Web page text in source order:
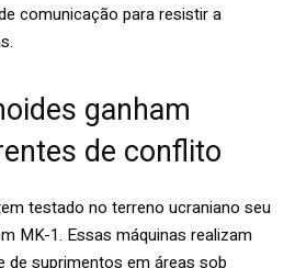
comunicação para resistir a
ganham
de conflito
testado no terreno ucraniano seu
MK-1. Essas máquinas realizam
suprimentos em áreas sob